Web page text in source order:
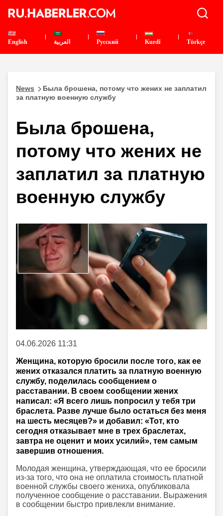
English العربية Pусский Kurdî Türkçe
News
Была брошена, потому что жених не заплатил
за платную военную службу
Была брошена,
потому что жених не
заплатил за платную
военную службу
04.06.2026 11:31
Женщина, которую бросили после того, как ее
жених отказался платить за платную военную
службу, поделилась сообщением о
расставании. В своем сообщении жених
написал: «Я всего лишь попросил у тебя три
браслета. Разве лучше было остаться без меня
на шесть месяцев?» и добавил: «Тот, кто
сегодня отказывает мне в трех браслетах,
завтра не оценит и моих усилий», тем самым
завершив отношения.
Молодая женщина, утверждающая, что ее бросили
из-за того, что она не оплатила стоимость платной
военной службы своего жениха, опубликовала
полученное сообщение о расставании. Выражения
в сообщении быстро привлекли внимание.